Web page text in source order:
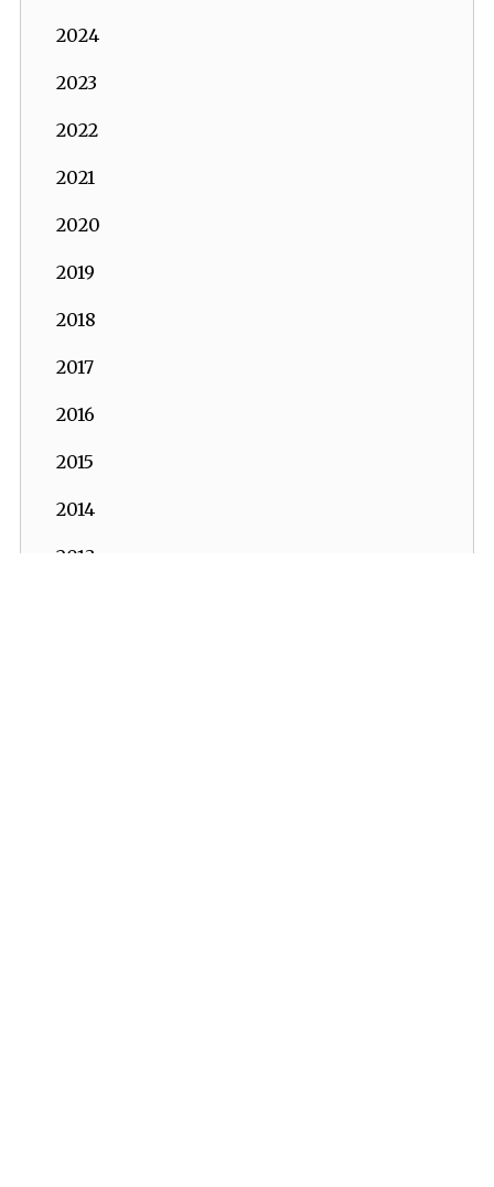
2024
2023
2022
2021
2020
2019
2018
2017
2016
2015
2014
2013